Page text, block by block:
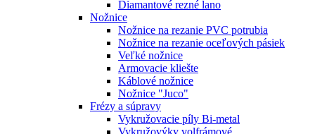
Diamantové rezné lano
Nožnice
Nožnice na rezanie PVC potrubia
Nožnice na rezanie oceľových pásiek
Veľké nožnice
Armovacie kliešte
Káblové nožnice
Nožnice "Juco"
Frézy a súpravy
Vykružovacie píly Bi-metal
Vykružovýky volfrámové